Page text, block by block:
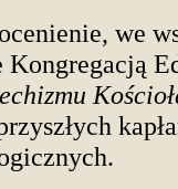
we
Kongregacją